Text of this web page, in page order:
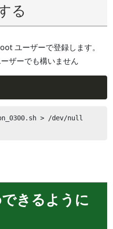
る
ユーザーで登録します。
ザーでも構いません
> /dev/null
きるように